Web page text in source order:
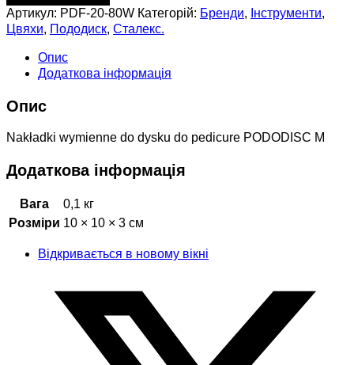
Артикул: PDF-20-80W Категорій: Бренди, Інструменти,
Цвяхи, Пододиск, Сталекс.
Опис
Додаткова інформація
Опис
Nakładki wymienne do dysku do pedicure PODODISC M
Додаткова інформація
Вага
0,1 кг
Розміри 10 × 10 × 3 см
Відкривається в новому вікні